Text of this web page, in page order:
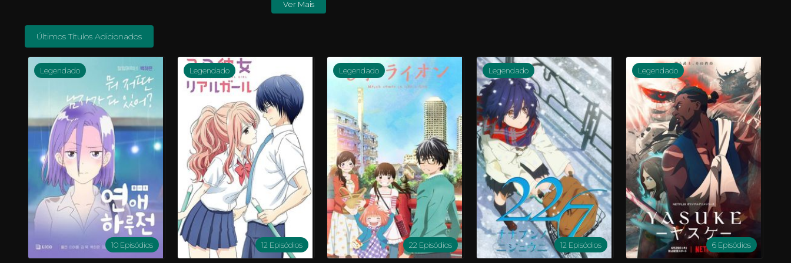
Ver Mais
Últimos Títulos Adicionados
Legendado
10 Episódios
Legendado
12 Episódios
Legendado
22 Episódios
Legendado
12 Episódios
Legendado
6 Episódios